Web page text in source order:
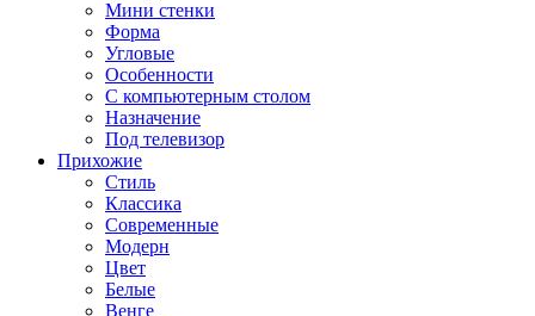
Мини стенки
Форма
Угловые
Особенности
С компьютерным столом
Назначение
Под телевизор
Прихожие
Стиль
Классика
Современные
Модерн
Цвет
Белые
Венге